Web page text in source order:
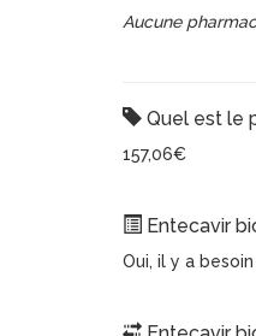
Aucune
Quel est le
157,06€
Entecavir
Oui, il y a